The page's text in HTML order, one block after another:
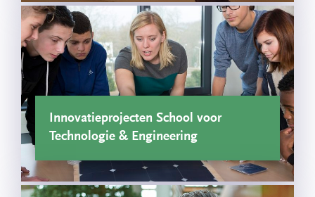
Innovatieprojecten School voor
Technologie & Engineering